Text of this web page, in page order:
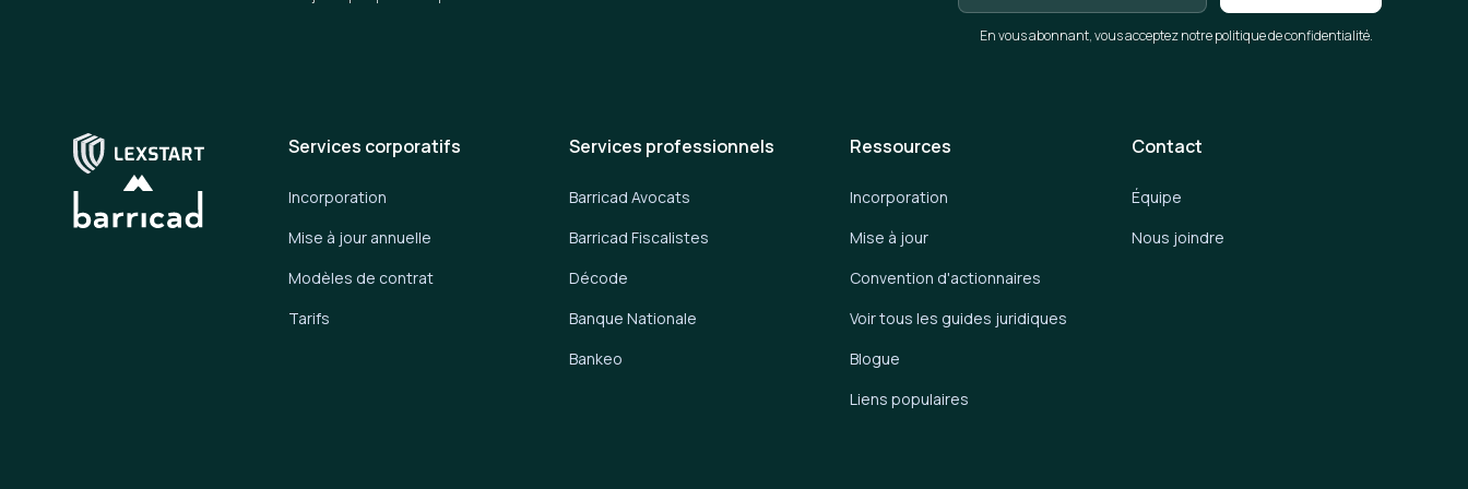
En vous abonnant, vous acceptez notre politique de confidentialité.
Services corporatifs
Incorporation
Mise à jour annuelle
Modèles de contrat
Tarifs
Services professionnels
Barricad Avocats
Barricad Fiscalistes
Décode
Banque Nationale
Bankeo
Ressources
Incorporation
Mise à jour
Convention d'actionnaires
Voir tous les guides juridiques
Blogue
Liens populaires
Contact
Équipe
Nous joindre